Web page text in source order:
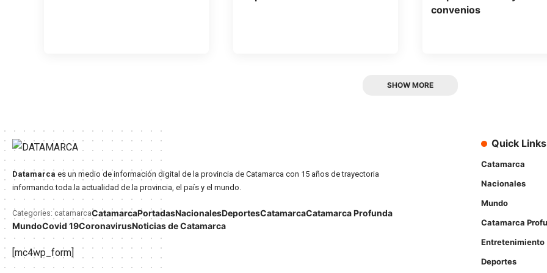
convenios
SHOW MORE
Datamarca es un medio de información digital de la provincia de Catamarca con 15 años de trayectoria
informando toda la actualidad de la provincia, el país y el mundo.
Categories: catamarcaCatamarcaPortadasNacionalesDeportesCatamarcaCatamarca Profunda
MundoCovid 19CoronavirusNoticias de Catamarca
[mc4wp_form]
Quick Links
Catamarca
Nacionales
Mundo
Catamarca
Entretenimiento
Deportes